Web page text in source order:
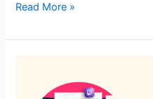
Read More »
MARKETING